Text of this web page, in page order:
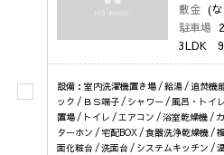
敷金 (
駐車場
3LDK
設備：室内洗濯機置き場 / 給湯 / 追焚機
ック / ＢＳ端子 / シャワー / 風呂・トイ
置場 / トイレ / エアコン / 浴室乾燥機 /
ターホン / 宅配BOX / 食器洗浄乾燥機 /
面化粧台 / 洗面台 / システムキッチン /